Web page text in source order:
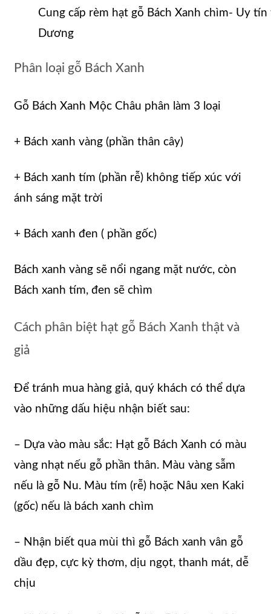
Cung cấp rèm hạt gỗ Bách Xanh chìm- Uy
Dương
Phân loại gỗ Bách Xanh
Gỗ Bách Xanh Mộc Châu phân làm 3 loại
+ Bách xanh vàng (phần thân cây)
+ Bách xanh tím (phần rễ) không tiếp xúc với
ánh sáng mặt trời
+ Bách xanh đen ( phần gốc)
Bách xanh vàng sẽ nổi ngang mặt nước, còn
Bách xanh tím, đen sẽ chìm
Cách phân biệt hạt gỗ Bách Xanh thật và
giả
Để tránh mua hàng giả, quý khách có thể dựa
vào những dấu hiệu nhận biết sau:
– Dựa vào màu sắc: Hạt gỗ Bách Xanh có màu
vàng nhạt nếu gỗ phần thân. Màu vàng sẫm
nếu là gỗ Nu. Màu tím (rễ) hoặc Nâu xen Kaki
(gốc) nếu là bách xanh chìm
– Nhận biết qua mùi thì gỗ Bách xanh vân gỗ
dầu đẹp, cực kỳ thơm, dịu ngọt, thanh mát, dễ
chịu